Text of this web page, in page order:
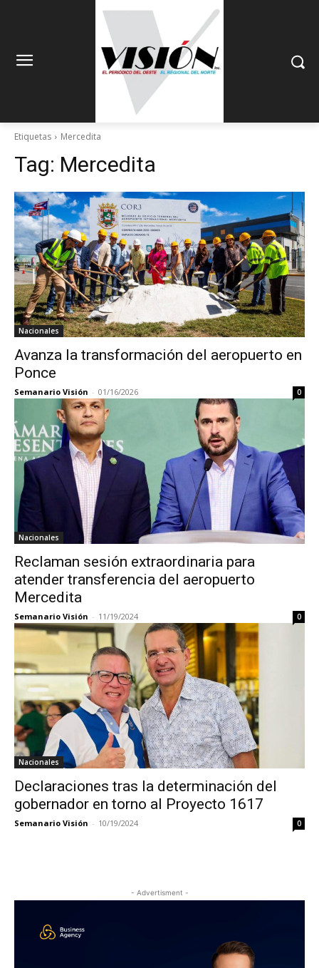
Etiquetas Mercedita
Tag: Mercedita
Nacionales
Avanza la transformación del aeropuerto en
Ponce
Semanario Visión - 01/16/2026 0
Nacionales
Reclaman sesión extraordinaria para
atender transferencia del aeropuerto
Mercedita
Semanario Visión - 11/19/2024 0
Nacionales
Declaraciones tras la determinación del
gobernador en torno al Proyecto 1617
Semanario Visión - 10/19/2024 0
- Advertisment -